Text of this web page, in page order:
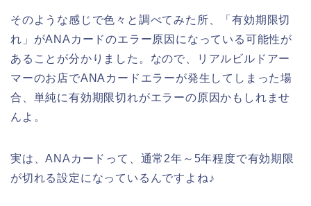
そのような感じで色々と調べてみた所、「有効期限切
れ」がANAカードのエラー原因になっている可能性が
あることが分かりました。なので、リアルビルドアー
マーのお店でANAカードエラーが発生してしまった場
合、単純に有効期限切れがエラーの原因かもしれませ
んよ。
実は、ANAカードって、通常2年～5年程度で有効期限
が切れる設定になっているんですよね♪